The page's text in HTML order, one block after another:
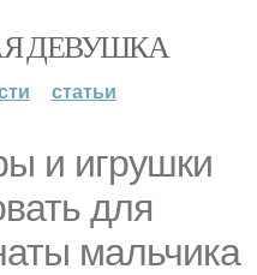
ДЕВУШКА
статьи
и игрушки
для
мальчика